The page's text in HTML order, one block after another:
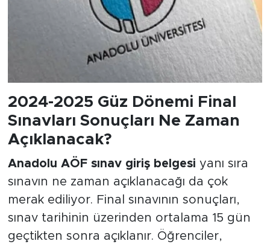
2024-2025 Güz Dönemi Final
Sınavları Sonuçları Ne Zaman
Açıklanacak?
Anadolu AÖF sınav giriş belgesi yanı sıra
sınavın ne zaman açıklanacağı da çok
merak ediliyor. Final sınavının sonuçları,
sınav tarihinin üzerinden ortalama 15 gün
geçtikten sonra açıklanır. Öğrenciler,